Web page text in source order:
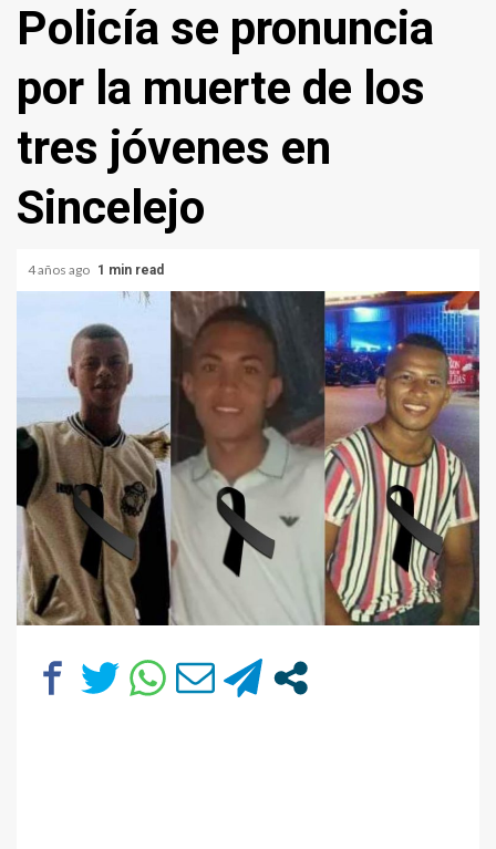
Policía se pronuncia
por la muerte de los
tres jóvenes en
Sincelejo
4 años ago 1 min read